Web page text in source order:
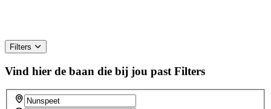
Filters
Vind hier de baan die bij jou past Filters